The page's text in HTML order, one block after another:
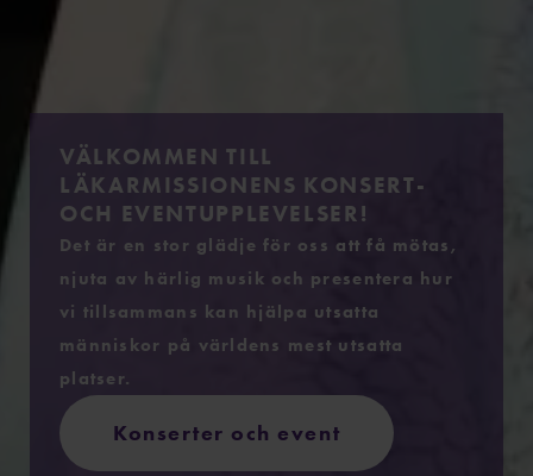
VÄLKOMMEN TILL
LÄKARMISSIONENS KONSERT-
OCH EVENTUPPLEVELSER!
Det är en stor glädje för oss att få mötas,
njuta av härlig musik och presentera hur
vi tillsammans kan hjälpa utsatta
människor på världens mest utsatta
platser.
Konserter och event